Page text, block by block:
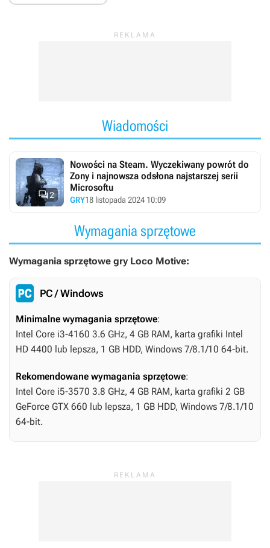
Wiadomości
2
Nowości na Steam. Wyczekiwany powrót do
Zony i najnowsza odsłona najstarszej serii
Microsoftu
GRY18 listopada 2024 10:09
Wymagania sprzętowe
Wymagania sprzętowe gry Loco Motive:
PC / Windows
Minimalne wymagania sprzętowe:
Intel Core i3-4160 3.6 GHz, 4 GB RAM, karta grafiki Intel
HD 4400 lub lepsza, 1 GB HDD, Windows 7/8.1/10 64-bit.
Rekomendowane wymagania sprzętowe:
Intel Core i5-3570 3.8 GHz, 4 GB RAM, karta grafiki 2 GB
GeForce GTX 660 lub lepsza, 1 GB HDD, Windows 7/8.1/10
64-bit.